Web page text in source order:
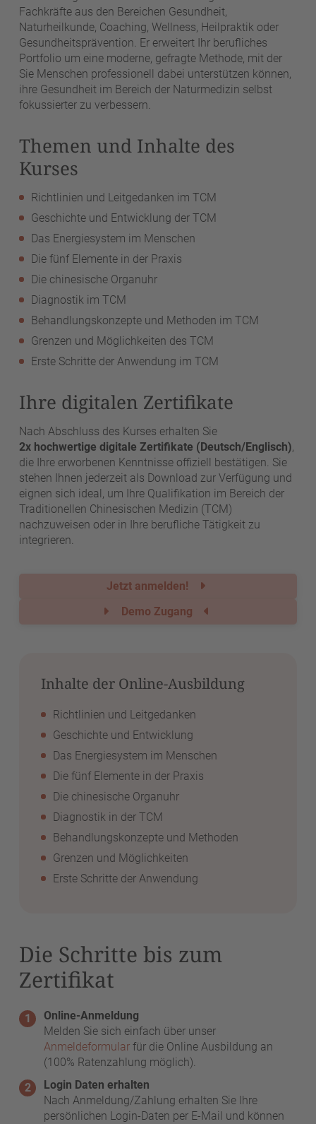
Fachkräfte aus den Bereichen Gesundheit,
Naturheilkunde, Coaching, Wellness, Heilpraktik oder
Gesundheitsprävention. Er erweitert Ihr berufliches
Portfolio um eine moderne, gefragte Methode, mit der
Sie Menschen professionell dabei unterstützen können,
ihre Gesundheit im Bereich der Naturmedizin selbst
fokussierter zu verbessern.
Themen und Inhalte des
Kurses
Richtlinien und Leitgedanken im TCM
Geschichte und Entwicklung der TCM
Das Energiesystem im Menschen
Die fünf Elemente in der Praxis
Die chinesische Organuhr
Diagnostik im TCM
Behandlungskonzepte und Methoden im TCM
Grenzen und Möglichkeiten des TCM
Erste Schritte der Anwendung im TCM
Ihre digitalen Zertifikate
Nach Abschluss des Kurses erhalten Sie
2x hochwertige digitale Zertifikate (Deutsch/Englisch),
die Ihre erworbenen Kenntnisse offiziell bestätigen. Sie
stehen Ihnen jederzeit als Download zur Verfügung und
eignen sich ideal, um Ihre Qualifikation im Bereich der
Traditionellen Chinesischen Medizin (TCM)
nachzuweisen oder in Ihre berufliche Tätigkeit zu
integrieren.
Jetzt anmelden!
Demo Zugang
Inhalte der Online-Ausbildung
Richtlinien und Leitgedanken
Geschichte und Entwicklung
Das Energiesystem im Menschen
Die fünf Elemente in der Praxis
Die chinesische Organuhr
Diagnostik in der TCM
Behandlungskonzepte und Methoden
Grenzen und Möglichkeiten
Erste Schritte der Anwendung
Die Schritte bis zum
Zertifikat
Online-Anmeldung
Melden Sie sich einfach über unser
Anmeldeformular für die Online Ausbildung an
(100% Ratenzahlung möglich).
Login Daten erhalten
Nach Anmeldung/Zahlung erhalten Sie Ihre
persönlichen Login-Daten per E-Mail und können